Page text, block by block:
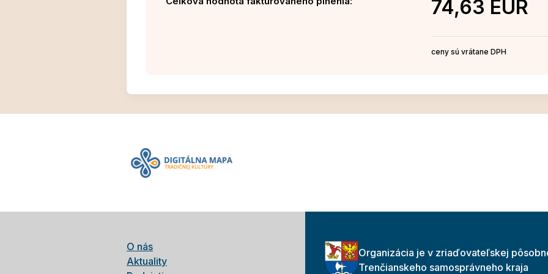
74,63 EUR
ceny sú vrátane DPH
O nás
Aktuality
Organizácia je v zriaďovateľskej
Trenčianskeho samosprávneho kraja